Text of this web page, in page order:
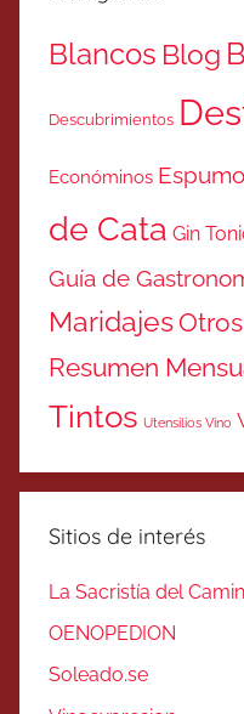
Blancos Blog
Descubrimientos
Económinos
de Cata Gin
Guía de
MaridajesOtros
Resumen
Tintos Utensilios Vino
Sitios de interés
La Sacristía del
OENOPEDION
Soleado.se